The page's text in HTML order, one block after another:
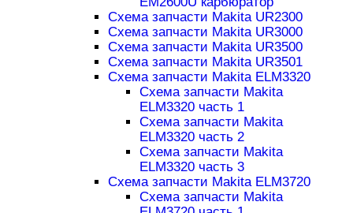
Схема запчасти Makita UR2300
Схема запчасти Makita UR3000
Схема запчасти Makita UR3500
Схема запчасти Makita UR3501
Схема запчасти Makita ELM3320
Схема запчасти Makita
ELM3320 часть 1
Схема запчасти Makita
ELM3320 часть 2
Схема запчасти Makita
ELM3320 часть 3
Схема запчасти Makita ELM3720
Схема запчасти Makita